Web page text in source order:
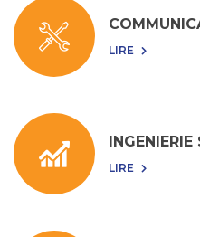
LIRE
INGENIERIE
LIRE